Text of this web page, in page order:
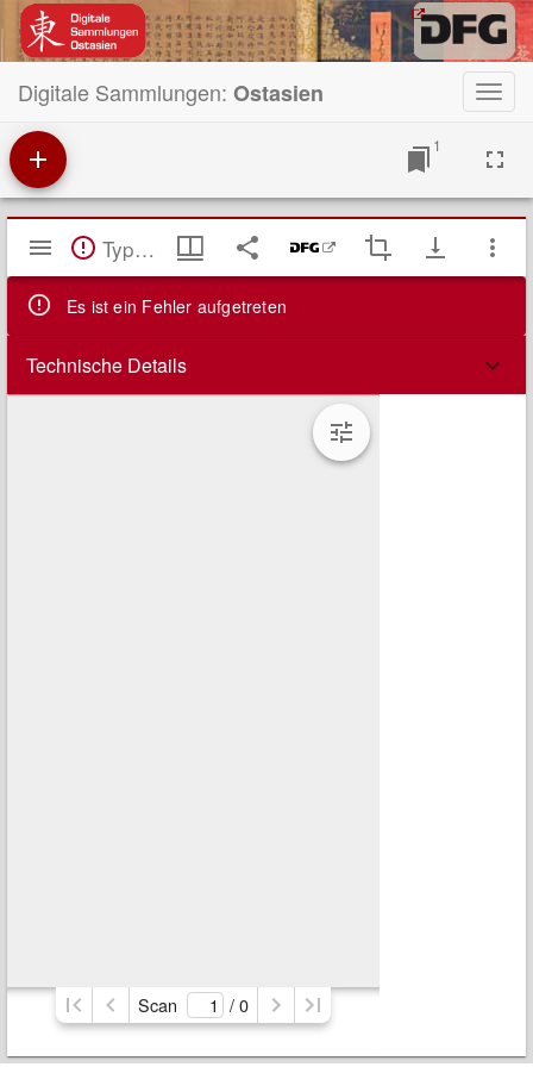
Digitale Sammlungen: Ostasien
1
Mirador
Viewer TypeError: Failed to fetch
Es ist ein Fehler aufgetreten
Technische Details
Scan / 0